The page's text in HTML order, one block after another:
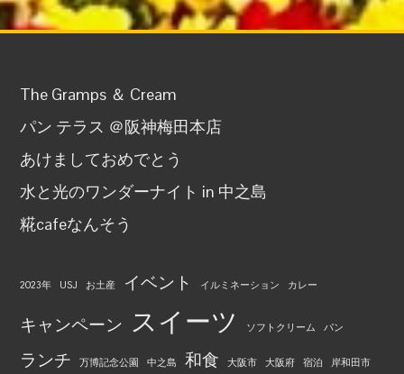
The Gramps ＆ Cream
パン テラス ＠阪神梅田本店
あけましておめでとう
水と光のワンダーナイト in 中之島
糀cafeなんそう
2023年 USJ お土産 イベント イルミネーション カレー
キャンペーン スイーツ ソフトクリーム パン
ランチ 万博記念公園 中之島 和食 大阪市 大阪府 宿泊 岸和田市